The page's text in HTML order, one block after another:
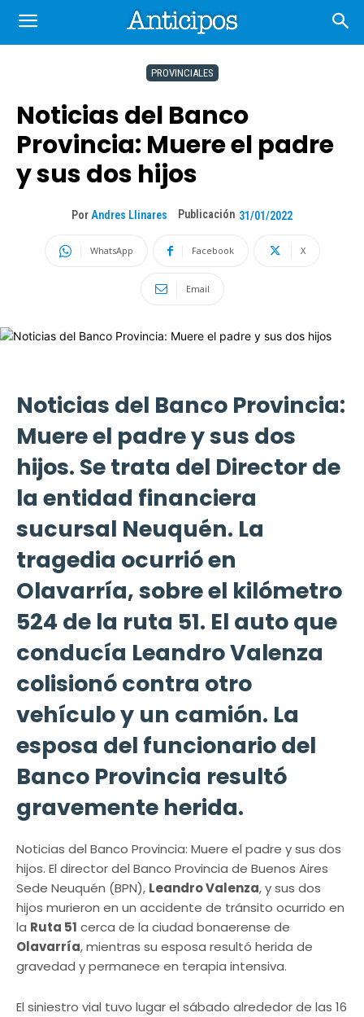
PROVINCIALES
Noticias del Banco
Provincia: Muere el padre
y sus dos hijos
Por Andres Llinares Publicación 31/01/2022
WhatsApp Facebook X
Email
Noticias del Banco Provincia:
Muere el padre y sus dos
hijos. Se trata del Director de
la entidad financiera
sucursal Neuquén. La
tragedia ocurrió en
Olavarría, sobre el kilómetro
524 de la ruta 51. El auto que
conducía Leandro Valenza
colisionó contra otro
vehículo y un camión. La
esposa del funcionario del
Banco Provincia resultó
gravemente herida.
Noticias del Banco Provincia: Muere el padre y sus dos
hijos. El director del Banco Provincia de Buenos Aires
Sede Neuquén (BPN), Leandro Valenza, y sus dos
hijos murieron en un accidente de tránsito ocurrido en
la Ruta 51 cerca de la ciudad bonaerense de
Olavarría, mientras su esposa resultó herida de
gravedad y permanece en terapia intensiva.
El siniestro vial tuvo lugar el sábado alrededor de las 16